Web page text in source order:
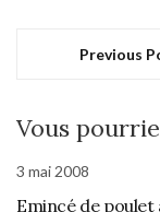
Previous
Vous
3 mai 2008
Emincé de